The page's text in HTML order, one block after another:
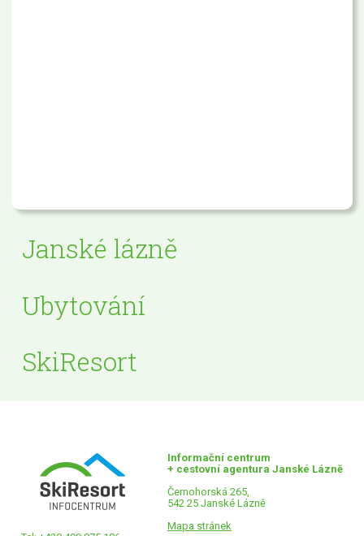
Janské lázně
Ubytování
SkiResort
Informační centrum
+ cestovní agentura Janské Lázně
Černohorská 265,
542 25 Janské Lázně
Mapa stránek